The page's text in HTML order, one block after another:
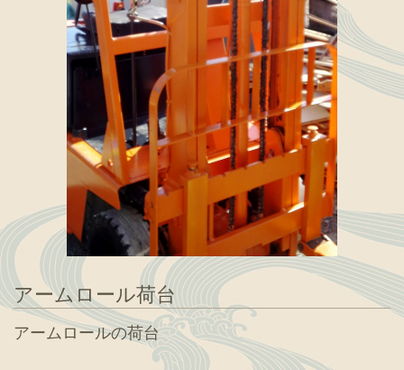
アームロール荷台
アームロールの荷台